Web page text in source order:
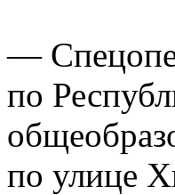
—
по
по улице